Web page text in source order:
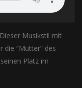
Musikstil mit
die “Mutter” des
Platz im